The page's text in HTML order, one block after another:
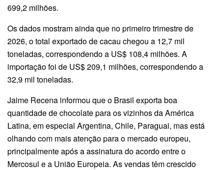
699,2 milhões.
Os dados mostram ainda que no primeiro trimestre de
2026, o total exportado de cacau chegou a 12,7 mil
toneladas, correspondendo a US$ 108,4 milhões. A
importação foi de US$ 209,1 milhões, correspondendo a
32,9 mil toneladas.
Jaime Recena informou que o Brasil exporta boa
quantidade de chocolate para os vizinhos da América
Latina, em especial Argentina, Chile, Paraguai, mas está
olhando com mais atenção para o mercado europeu,
principalmente após a assinatura do acordo entre o
Mercosul e a União Europeia. As vendas têm crescido